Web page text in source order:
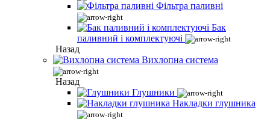
Фільтра паливні
Бак
паливний і комплектуючі
Назад
Вихлопна система
Назад
Глушники
Накладки глушника